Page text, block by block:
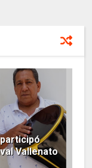
Vallenato